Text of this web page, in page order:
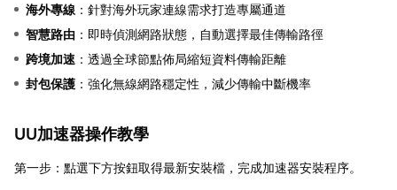
海外專線 ：針對海外玩家連線需求打造專屬通道
智慧路由 ：即時偵測網路狀態，自動選擇最佳傳輸路徑
跨境加速 ：透過全球節點佈局縮短資料傳輸距離
封包保護 ：強化無線網路穩定性，減少傳輸中斷機率
UU加速器操作教學
第一步：點選下方按鈕取得最新安裝檔，完成加速器安裝程序。